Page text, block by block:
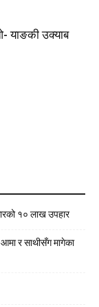
याङकी उक्याब
१० लाख उपहार
आमा र साथीसँग मागेका